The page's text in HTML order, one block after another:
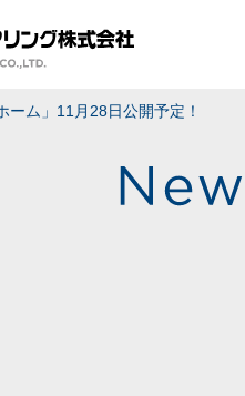
ム」11月28日公開予定！